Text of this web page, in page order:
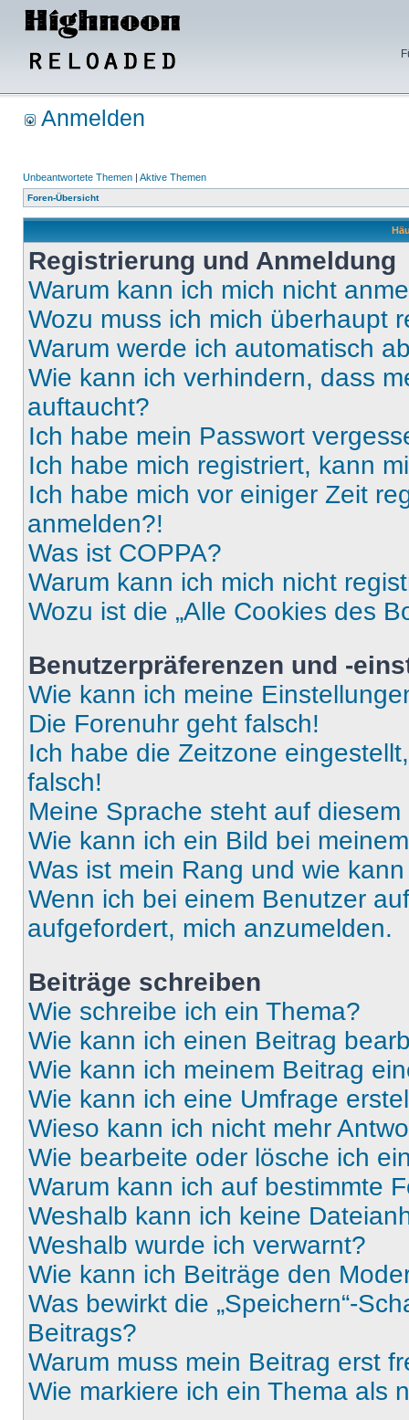
Anmelden
Unbeantwortete Themen | Aktive Themen
Foren-Übersicht
Registrierung und Anmeldung
Warum kann ich mich nicht
Wozu muss ich mich überhaupt
Warum werde ich automatisch
Wie kann ich verhindern, dass
auftaucht?
Ich habe mein Passwort
Ich habe mich registriert, kann
Ich habe mich vor einiger Zeit
anmelden?!
Was ist COPPA?
Warum kann ich mich nicht
Wozu ist die „Alle Cookies des
Benutzerpräferenzen und -
Wie kann ich meine
Die Forenuhr geht falsch!
Ich habe die Zeitzone
falsch!
Meine Sprache steht auf
Wie kann ich ein Bild bei
Was ist mein Rang und wie
Wenn ich bei einem Benutzer
aufgefordert, mich anzumelden.
Beiträge schreiben
Wie schreibe ich ein Thema?
Wie kann ich einen Beitrag
Wie kann ich meinem Beitrag
Wie kann ich eine Umfrage
Wieso kann ich nicht mehr
Wie bearbeite oder lösche ich
Warum kann ich auf bestimmte
Weshalb kann ich keine
Weshalb wurde ich verwarnt?
Wie kann ich Beiträge den
Was bewirkt die „Speichern“-
Beitrags?
Warum muss mein Beitrag erst
Wie markiere ich ein Thema als